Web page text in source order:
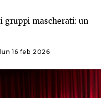
gruppi mascherati: un
lun 16 feb 2026